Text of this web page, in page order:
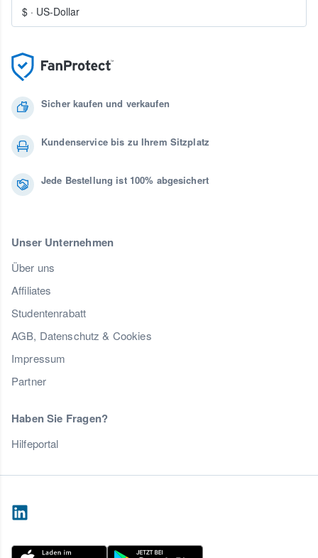
Sicher kaufen und verkaufen
Kundenservice bis zu Ihrem Sitzplatz
Jede Bestellung ist 100% abgesichert
Unser Unternehmen
Über uns
Affiliates
Studentenrabatt
AGB, Datenschutz & Cookies
Impressum
Partner
Haben Sie Fragen?
Hilfeportal
$ · US-Dollar